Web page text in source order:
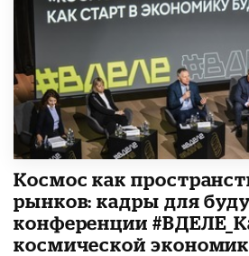
Космос как
рынков: кадры для
конференции
космической